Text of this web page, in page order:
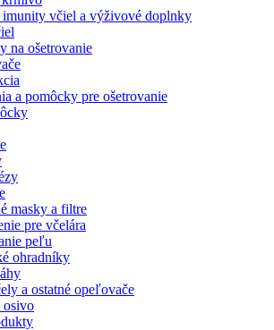
imunity včiel a výživové doplnky
na ošetrovanie
a pomôcky pre ošetrovanie
masky a filtre
pre včelára
peľu
ohradníky
a ostatné opeľovače
osivo